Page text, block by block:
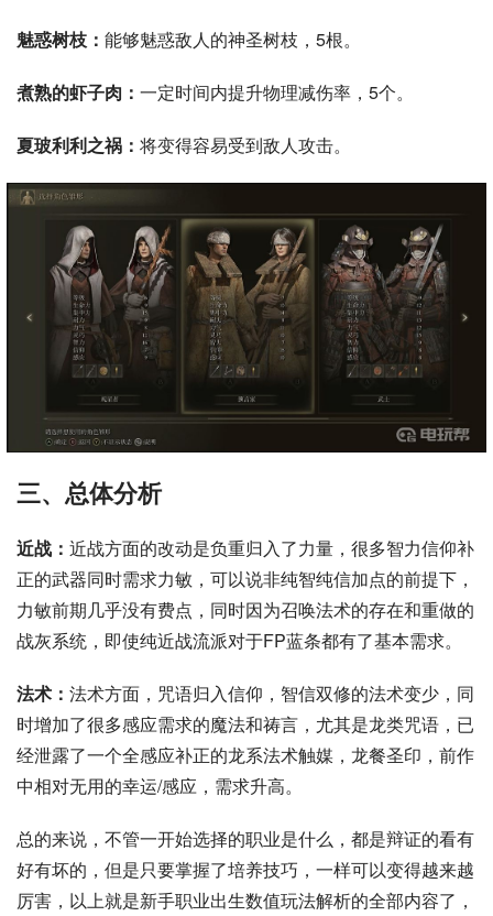
魅惑树枝： 能够魅惑敌人的神圣树枝，5根。
煮熟的虾子肉： 一定时间内提升物理减伤率，5个。
夏玻利利之祸： 将变得容易受到敌人攻击。
三、总体分析
近战： 近战方面的改动是负重归入了力量，很多智力信仰补
正的武器同时需求力敏，可以说非纯智纯信加点的前提下，
力敏前期几乎没有费点，同时因为召唤法术的存在和重做的
战灰系统，即使纯近战流派对于FP蓝条都有了基本需求。
法术： 法术方面，咒语归入信仰，智信双修的法术变少，同
时增加了很多感应需求的魔法和祷言，尤其是龙类咒语，已
经泄露了一个全感应补正的龙系法术触媒，龙餐圣印，前作
中相对无用的幸运/感应，需求升高。
总的来说，不管一开始选择的职业是什么，都是辩证的看有
好有坏的，但是只要掌握了培养技巧，一样可以变得越来越
厉害，以上就是新手职业出生数值玩法解析的全部内容了，